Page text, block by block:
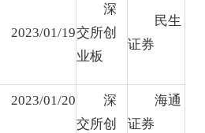
2023/01/19
深
交所创
业板
民生
证券
2023/01/20
深
交所创
海通
证券